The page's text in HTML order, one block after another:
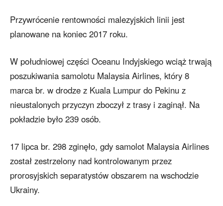
Przywrócenie rentowności malezyjskich linii jest
planowane na koniec 2017 roku.
W południowej części Oceanu Indyjskiego wciąż trwają
poszukiwania samolotu Malaysia Airlines, który 8
marca br. w drodze z Kuala Lumpur do Pekinu z
nieustalonych przyczyn zboczył z trasy i zaginął. Na
pokładzie było 239 osób.
17 lipca br. 298 zginęło, gdy samolot Malaysia Airlines
został zestrzelony nad kontrolowanym przez
prorosyjskich separatystów obszarem na wschodzie
Ukrainy.